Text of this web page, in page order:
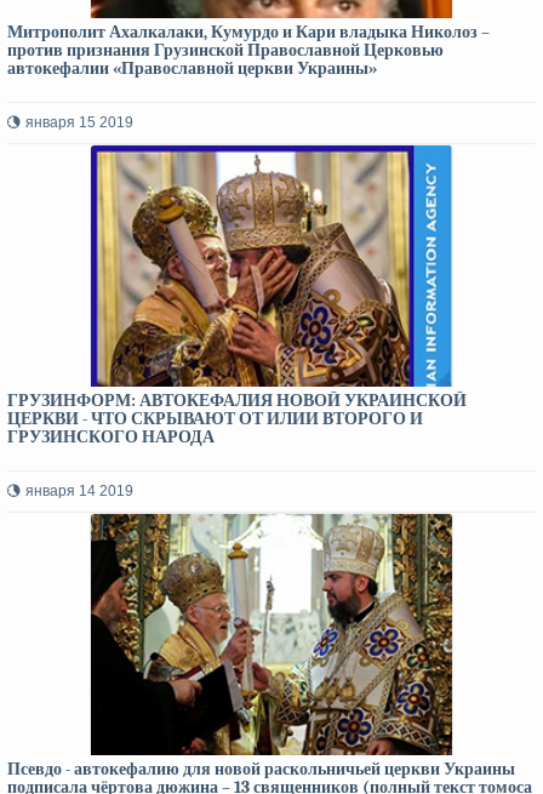
Митрополит Ахалкалаки, Кумурдо и Кари владыка Николоз –
против признания Грузинской Православной Церковью
автокефалии «Православной церкви Украины»
января 15 2019
ГРУЗИНФОРМ: АВТОКЕФАЛИЯ НОВОЙ УКРАИНСКОЙ
ЦЕРКВИ - ЧТО СКРЫВАЮТ ОТ ИЛИИ ВТОРОГО И
ГРУЗИНСКОГО НАРОДА
января 14 2019
Псевдо - автокефалию для новой раскольничьей церкви Украины
подписала чёртова дюжина – 13 священников (полный текст томоса